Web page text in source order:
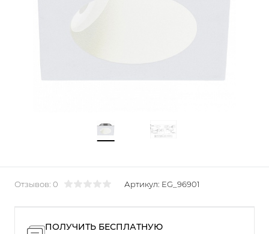
Отзывов: 0 Артикул: EG_96901
ПОЛУЧИТЬ БЕСПЛАТНУЮ